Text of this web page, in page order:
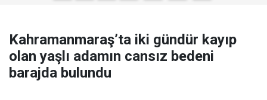
Kahramanmaraş’ta iki gündür kayıp
olan yaşlı adamın cansız bedeni
barajda bulundu